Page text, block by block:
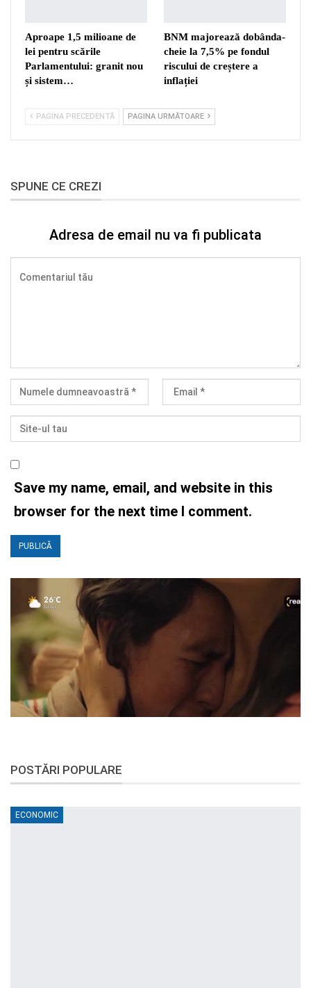
Aproape 1,5 milioane de
lei pentru scările
Parlamentului: granit nou
și sistem…
BNM majorează dobânda-
cheie la 7,5% pe fondul
riscului de creștere a
inflației
PAGINA PRECEDENTĂ PAGINA URMĂTOARE
SPUNE CE CREZI
Adresa de email nu va fi publicata
Save my name, email, and website in this
browser for the next time I comment.
POSTĂRI POPULARE
ECONOMIC